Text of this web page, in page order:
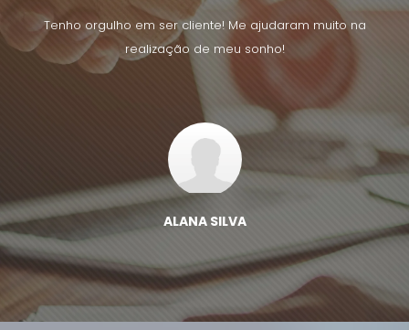
Tenho orgulho em ser cliente! Me ajudaram muito na
realização de meu sonho!
ALANA SILVA